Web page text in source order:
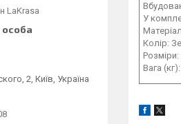
У
Колір:
Вага
LaKrasa
2, Київ, Україна